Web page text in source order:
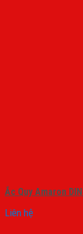
Ắc Quy Amaron
Liên hệ